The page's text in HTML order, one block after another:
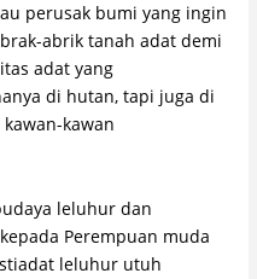
perusak bumi yang ingin
abrik tanah adat demi
adat yang
di hutan, tapi juga di
kawan
leluhur dan
Perempuan muda
leluhur utuh